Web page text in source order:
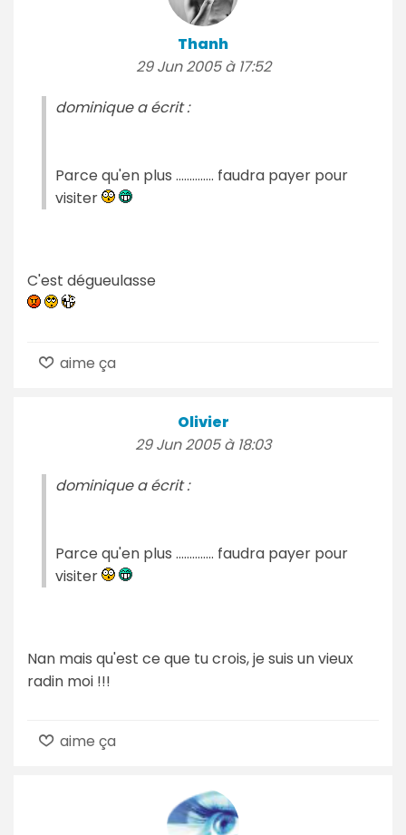
Thanh
29 Jun 2005 à 17:52
dominique a écrit :
Parce qu'en plus .............. faudra payer pour
visiter
C'est dégueulasse
aime ça
Olivier
29 Jun 2005 à 18:03
dominique a écrit :
Parce qu'en plus .............. faudra payer pour
visiter
Nan mais qu'est ce que tu crois, je suis un vieux
radin moi !!!
aime ça